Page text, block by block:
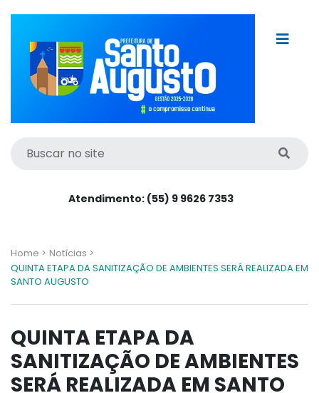
Atendimento: (55) 9 9626 7353
Home > Notícias >
QUINTA ETAPA DA SANITIZAÇÃO DE AMBIENTES SERÁ REALIZADA EM
SANTO AUGUSTO
QUINTA ETAPA DA
SANITIZAÇÃO DE AMBIENTES
SERÁ REALIZADA EM SANTO